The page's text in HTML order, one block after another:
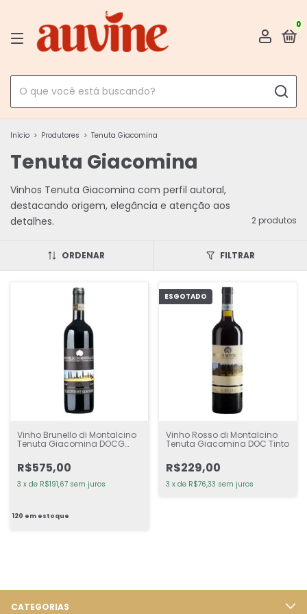
0
Início > Produtores > Tenuta Giacomina
Tenuta Giacomina
Vinhos Tenuta Giacomina com perfil autoral,
destacando origem, elegância e atenção aos
detalhes.
2 produtos
ORDENAR FILTRAR
Vinho Brunello di Montalcino
Tenuta Giacomina DOCG
R$575,00
3 x de R$191,67 sem juros
120 em estoque
ESGOTADO
Vinho Rosso di Montalcino
Tenuta Giacomina DOC Tinto
R$229,00
3 x de R$76,33 sem juros
CATEGORIAS